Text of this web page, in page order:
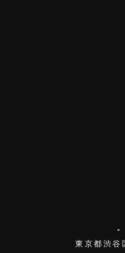
-
東京都渋